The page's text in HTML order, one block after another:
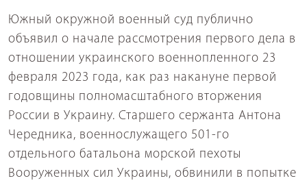
Южный окружной военный суд публично
объявил о начале рассмотрения первого дела в
отношении украинского военнопленного 23
февраля 2023 года, как раз накануне первой
годовщины полномасштабного вторжения
России в Украину. Старшего сержанта Антона
Чередника, военнослужащего 501-го
отдельного батальона морской пехоты
Вооруженных сил Украины, обвинили в попытке